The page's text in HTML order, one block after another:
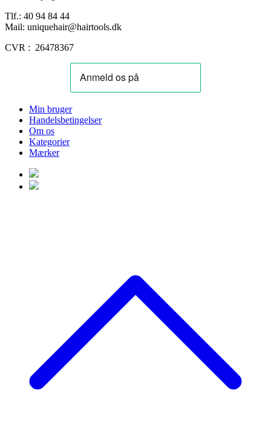
Tlf.: 40 94 84 44
Mail: uniquehair@hairtools.dk
CVR : 26478367
Min bruger
Handelsbetingelser
Om os
Kategorier
Mærker